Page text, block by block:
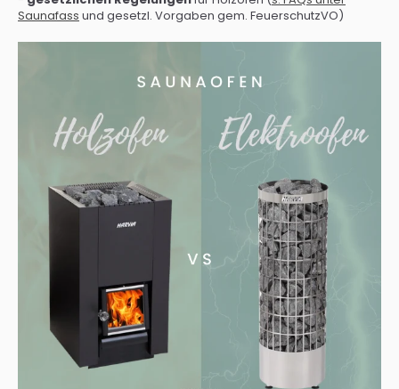
Saunafass und gesetzl. Vorgaben gem. FeuerschutzVO)